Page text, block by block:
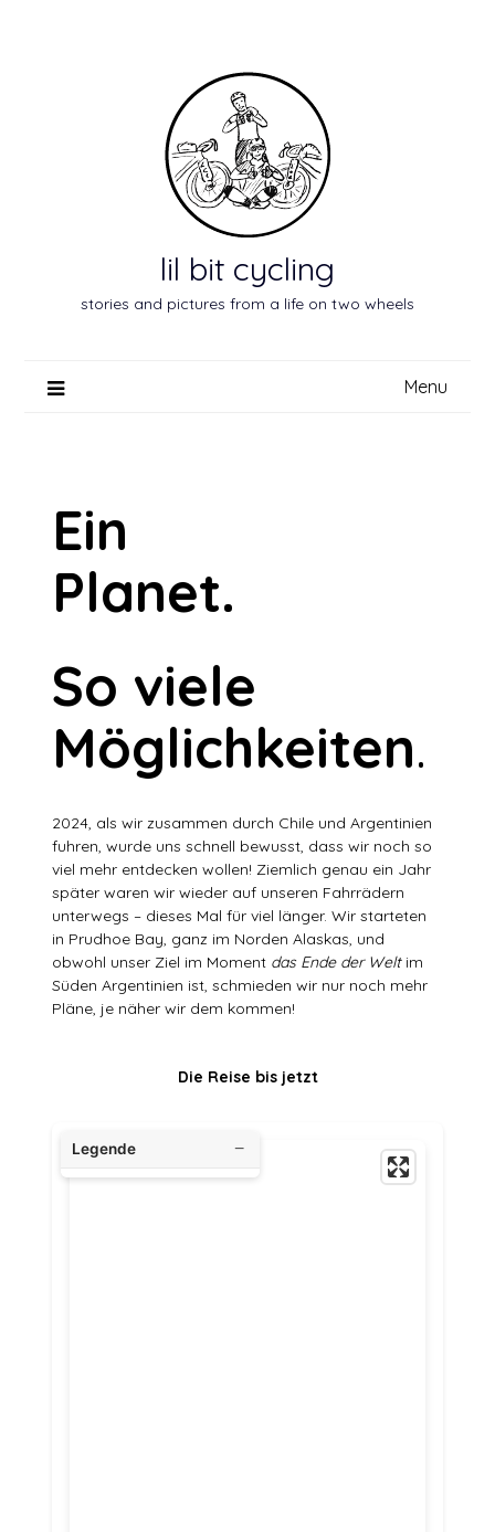
lil bit cycling
stories and pictures from a life on two wheels
Menu
Ein
Planet.
So viele
Möglichkeiten.
2024, als wir zusammen durch Chile und Argentinien
fuhren, wurde uns schnell bewusst, dass wir noch so
viel mehr entdecken wollen! Ziemlich genau ein Jahr
später waren wir wieder auf unseren Fahrrädern
unterwegs – dieses Mal für viel länger. Wir starteten
in Prudhoe Bay, ganz im Norden Alaskas, und
obwohl unser Ziel im Moment das Ende der Weltim
Süden Argentinien ist, schmieden wir nur noch mehr
Pläne, je näher wir dem kommen!
Die Reise bis jetzt